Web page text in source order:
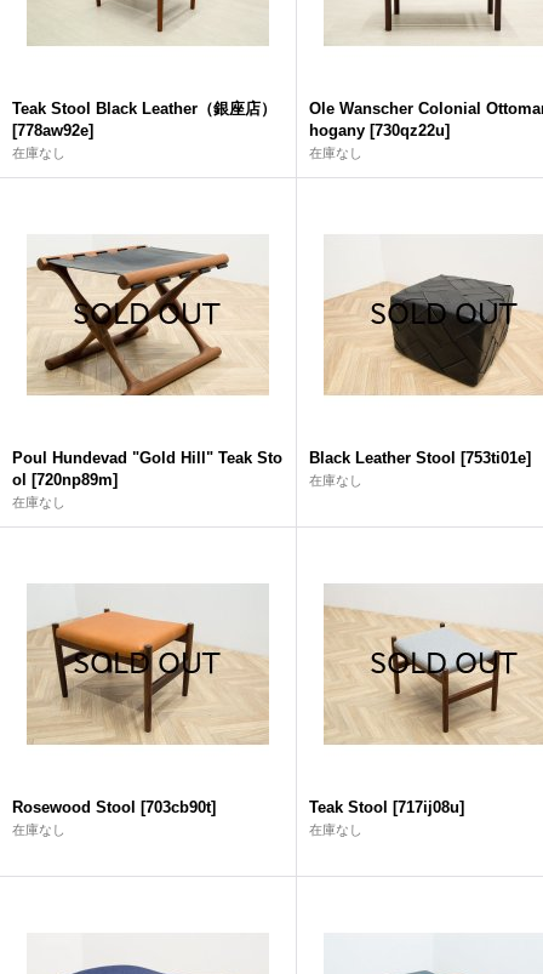
Teak Stool Black Leather（銀座店）
[778aw92e]
在庫なし
Ole Wanscher Colonial
hogany [730qz22u]
在庫なし
Poul Hundevad "Gold Hill" Teak Sto
ol
[720np89m]
在庫なし
Black Leather Stool [753ti01e]
在庫なし
Rosewood Stool [703cb90t]
在庫なし
Teak Stool [717ij08u]
在庫なし